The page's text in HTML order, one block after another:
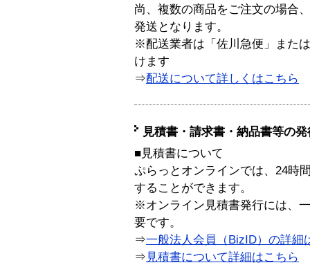
尚、複数の商品をご注文の場合
発送となります。
※配送業者は「佐川急便」また
けます
⇒配送について詳しくはこちら
見積書・請求書・納品書等の
■見積書について
ぷらっとオンラインでは、24時
することができます。
※オンライン見積書発行には、
要です。
⇒一般法人会員（BizID）の詳細
⇒ 見積書について詳細はこちら